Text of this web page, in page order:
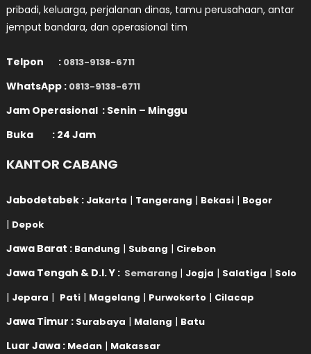
pribadi, keluarga, perjalanan dinas, tamu perusahaan, antar
jemput bandara, dan operasional tim
Telpon : 0813-9138-6711
WhatsApp : 0813-9138-6711
Jam Operasional : Senin – Minggu
Buka : 24 Jam
KANTOR CABANG
Jabodetabek : Jakarta | Tangerang | Bekasi | Bogor
| Depok
Jawa Barat : Bandung | Subang | Cirebon
Jawa Tengah & D.I. Y : Semarang | Jogja | Salatiga | Solo
| Jepara | Pati | Magelang | Purwokerto | Cilacap
Jawa Timur : Surabaya | Malang | Batu
Luar Jawa : Medan | Makassar